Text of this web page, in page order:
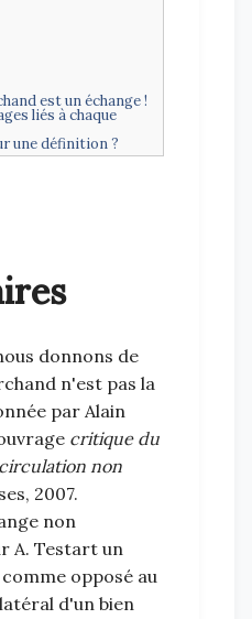
est un échange !
liés à chaque
une définition ?
donnons de
n'est pas la
par Alain
critique du
non
2007.
non
A. Testart un
opposé au
d'un bien